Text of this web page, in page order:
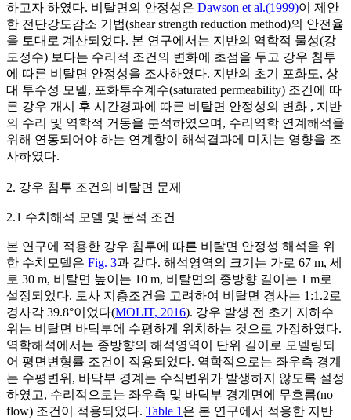
하고자 하였다. 비탈면의 안정성은 Dawson et al.(1999)이 제안
한 전단강도감소 기법(shear strength reduction method)의 안전율
을 토대로 계산되었다. 본 연구에서는 지반의 역학적 물성(강
도정수) 보다는 수리적 조건의 변화에 초점을 두고 강우 침투
에 따른 비탈면 안정성을 조사하였다. 지반의 초기 포화도, 상
대 투수성 모델, 포화투수계수(saturated permeability) 조건에 따
른 강우 개시 후 시간경과에 따른 비탈면 안정성의 변화 , 지반
의 수리 및 역학적 거동을 분석하였으며, 수리역학 연계해석을
위해 연동되어야 하는 연계항이 해석결과에 미치는 영향을 조
사하였다.
2. 강우 침투 조건의 비탈면 문제
2.1 수치해석 모델 및 분석 조건
본 연구에 적용한 강우 침투에 따른 비탈면 안정성 해석을 위
한 수치모델은 Fig. 3과 같다. 해석영역의 크기는 가로 67 m, 세
로 30 m, 비탈면 높이는 10 m, 비탈면의 종방향 길이는 1 m로
설정되었다. 토사 지층조건을 고려하여 비탈면 경사는 1:1.2로
경사각 39.8°이었다(MOLIT, 2016). 강우 발생 전 초기 지하수
위는 비탈면 바닥부에 수평하게 위치하는 것으로 가정하였다.
역학해석에서는 종방향의 해석영역이 단위 길이로 모델링되
어 평면변형률 조건이 적용되었다. 역학적으로는 좌우측 경계
는 수평변위, 바닥부 경계는 수직변위가 발생하지 않도록 설정
하였고, 수리적으로는 좌우측 및 바닥부 경계면에 무흐름(no
flow) 조건이 적용되었다. Table 1 은 본 연구에서 적용한 지반